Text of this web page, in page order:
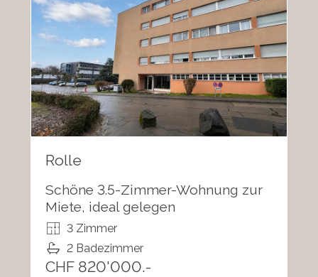
Rolle
Schöne 3.5-Zimmer-Wohnung zur
Miete, ideal gelegen
3 Zimmer
2 Badezimmer
CHF 820'000.-